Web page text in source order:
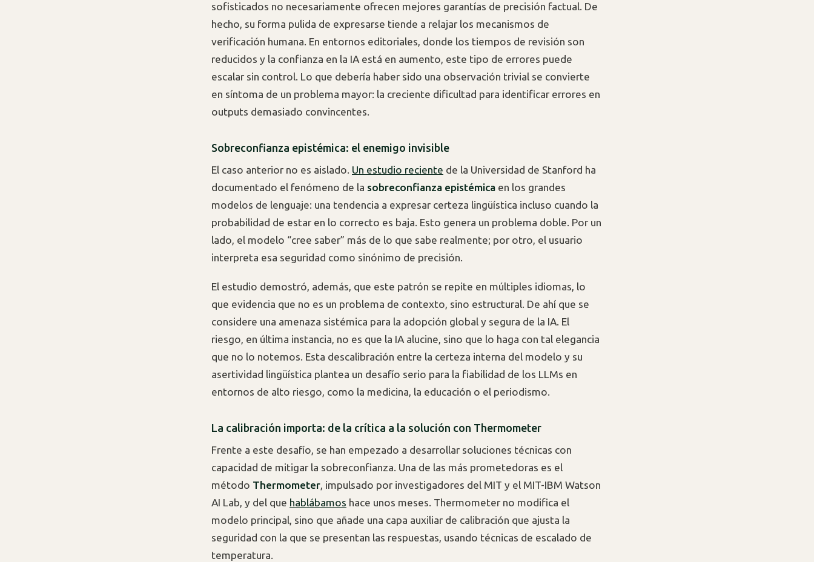
sofisticados no necesariamente ofrecen mejores garantías de precisión factual. De
hecho, su forma pulida de expresarse tiende a relajar los mecanismos de
verificación humana. En entornos editoriales, donde los tiempos de revisión son
reducidos y la confianza en la IA está en aumento, este tipo de errores puede
escalar sin control. Lo que debería haber sido una observación trivial se convierte
en síntoma de un problema mayor: la creciente dificultad para identificar errores en
outputs demasiado convincentes.
Sobreconfianza epistémica: el enemigo invisible
El caso anterior no es aislado. Un estudio reciente de la Universidad de Stanford ha
documentado el fenómeno de la sobreconfianza epistémica en los grandes
modelos de lenguaje: una tendencia a expresar certeza lingüística incluso cuando la
probabilidad de estar en lo correcto es baja. Esto genera un problema doble. Por un
lado, el modelo “cree saber” más de lo que sabe realmente; por otro, el usuario
interpreta esa seguridad como sinónimo de precisión.
El estudio demostró, además, que este patrón se repite en múltiples idiomas, lo
que evidencia que no es un problema de contexto, sino estructural. De ahí que se
considere una amenaza sistémica para la adopción global y segura de la IA. El
riesgo, en última instancia, no es que la IA alucine, sino que lo haga con tal elegancia
que no lo notemos. Esta descalibración entre la certeza interna del modelo y su
asertividad lingüística plantea un desafío serio para la fiabilidad de los LLMs en
entornos de alto riesgo, como la medicina, la educación o el periodismo.
La calibración importa: de la crítica a la solución con Thermometer
Frente a este desafío, se han empezado a desarrollar soluciones técnicas con
capacidad de mitigar la sobreconfianza. Una de las más prometedoras es el
método Thermometer, impulsado por investigadores del MIT y el MIT-IBM Watson
AI Lab, y del que hablábamos hace unos meses. Thermometer no modifica el
modelo principal, sino que añade una capa auxiliar de calibración que ajusta la
seguridad con la que se presentan las respuestas, usando técnicas de escalado de
temperatura.